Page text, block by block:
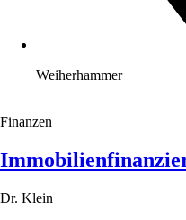
Weiherhammer
Finanzen
Dr. Klein